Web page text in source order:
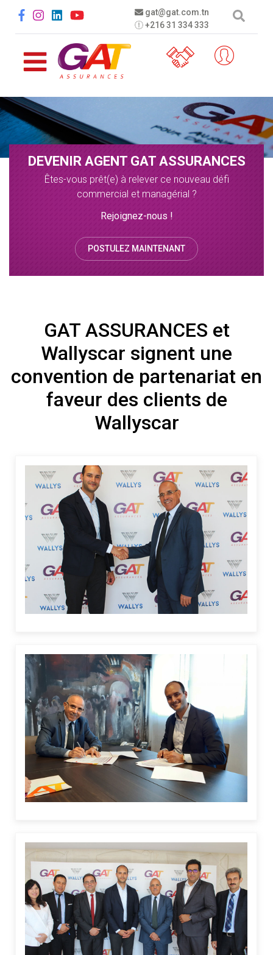
gat@gat.com.tn
+216 31 334 333
Social menu
DEVENIR AGENT GAT ASSURANCES
Êtes-vous prêt(e) à relever ce nouveau défi
commercial et managérial ?
Rejoignez-nous !
POSTULEZ MAINTENANT
GAT ASSURANCES et
Wallyscar signent une
convention de partenariat en
faveur des clients de
Wallyscar